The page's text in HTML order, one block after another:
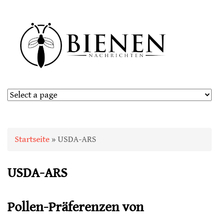
Sie sind hier
Startseite » USDA-ARS
USDA-ARS
Pollen-Präferenzen von